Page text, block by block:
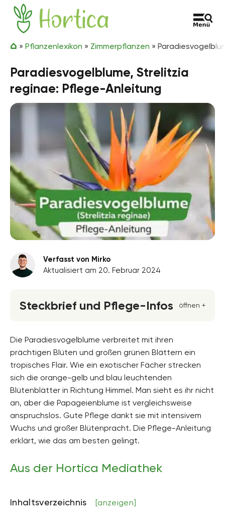
Zum Inhalt springen
Hortica
» Pflanzenlexikon » Zimmerpflanzen »
Paradiesvogelblume, Strelitzia
reginae: Pflege-Anleitung
Verfasst von Mirko
Aktualisiert am 20. Februar 2024
Steckbrief und Pflege-Infos öffnen +
mehrfarbig, orange, weiss, grün, blau
Standort
Halbschatten, Absonnig, Sonnig
Blütezeit
März, April, Mai, Juni, Juli, August, September
Wuchsform
aufrecht, ausladend, buschig, mehrjährig,
horstbildend, Staude, Überhängend
80 bis 200 Zentimeter hoch
Die Paradiesvogelblume verbreitet mit ihren
prächtigen Blüten und großen grünen Blättern ein
tropisches Flair. Wie ein exotischer Fächer strecken
sich die orange-gelb und blau leuchtenden
Blütenblätter in Richtung Himmel. Man sieht es ihr nicht
an, aber die Papageienblume ist vergleichsweise
anspruchslos. Gute Pflege dankt sie mit intensivem
Wuchs und großer Blütenpracht. Die Pflege-Anleitung
erklärt, wie das am besten gelingt.
Aus der Hortica Mediathek
Inhaltsverzeichnis [anzeigen]